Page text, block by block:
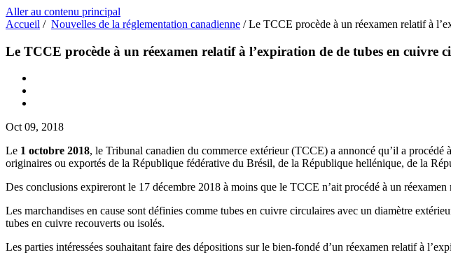
Aller au contenu principal
Accueil / Nouvelles de la réglementation canadienne /Le TCCE procède à un réexamen relatif à
Le TCCE procède à un réexamen relatif à l’expiration de de tubes en cuivre
Oct 09, 2018
Le 1 octobre 2018, le Tribunal canadien du commerce extérieur (TCCE) a annoncé qu’il a
originaires ou exportés de la République fédérative du Brésil, de la République hellénique, de la
Des conclusions expireront le 17 décembre 2018 à moins que le TCCE n’ait procédé à un
Les marchandises en cause sont définies comme tubes en cuivre circulaires avec un diamètre
tubes en cuivre recouverts ou isolés.
Les parties intéressées souhaitant faire des dépositions sur le bien-fondé d’un réexamen relatif à